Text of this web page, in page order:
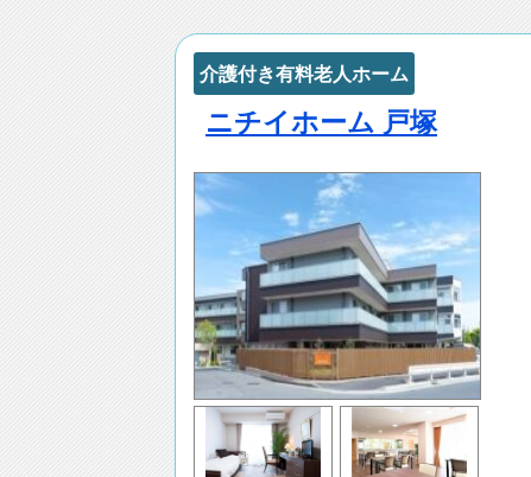
介護付き有料老人ホーム
ニチイホーム 戸塚